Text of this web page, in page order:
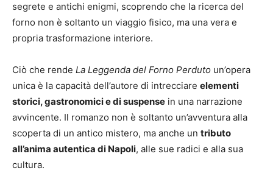
segrete e antichi enigmi, scoprendo che la ricerca del
forno non è soltanto un viaggio fisico, ma una vera e
propria trasformazione interiore.
Ciò che rende La Leggenda del Forno Perduto un’opera
unica è la capacità dell’autore di intrecciare elementi
storici, gastronomici e di suspense in una narrazione
avvincente. Il romanzo non è soltanto un’avventura alla
scoperta di un antico mistero, ma anche un tributo
all’anima autentica di Napoli, alle sue radici e alla sua
cultura.